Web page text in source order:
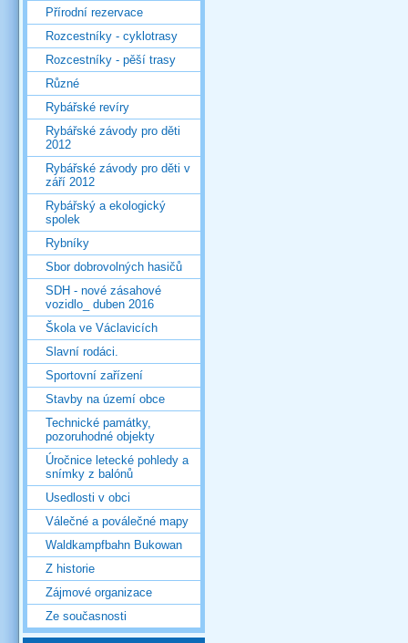
Přírodní rezervace
Rozcestníky - cyklotrasy
Rozcestníky - pěší trasy
Různé
Rybářské revíry
Rybářské závody pro děti
2012
Rybářské závody pro děti v
září 2012
Rybářský a ekologický
spolek
Rybníky
Sbor dobrovolných hasičů
SDH - nové zásahové
vozidlo_ duben 2016
Škola ve Václavicích
Slavní rodáci.
Sportovní zařízení
Stavby na území obce
Technické památky,
pozoruhodné objekty
Úročnice letecké pohledy a
snímky z balónů
Usedlosti v obci
Válečné a poválečné mapy
Waldkampfbahn Bukowan
Z historie
Zájmové organizace
Ze současnosti